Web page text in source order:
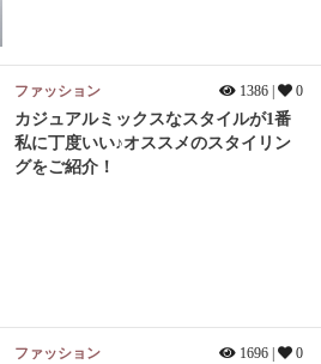
ファッション 1386 | 0
カジュアルミックスなスタイルが1番
私に丁度いい♪オススメのスタイリン
グをご紹介！
ファッション 1696 | 0